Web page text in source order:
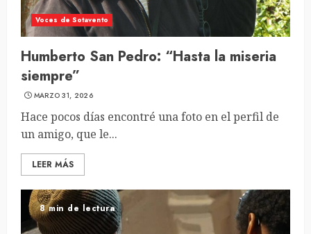
Voces de Sotavento
Humberto San Pedro: “Hasta la miseria
siempre”
MARZO 31, 2026
Hace pocos días encontré una foto en el perfil de
un amigo, que le...
LEER MÁS
8 min de lectura